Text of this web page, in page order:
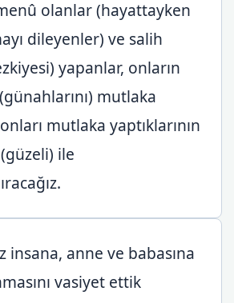
olanlar (hayattayken
dileyenler) ve salih
yapanlar, onların
mutlaka
mutlaka yaptıklarının
ile
insana, anne ve babasına
vasiyet ettik